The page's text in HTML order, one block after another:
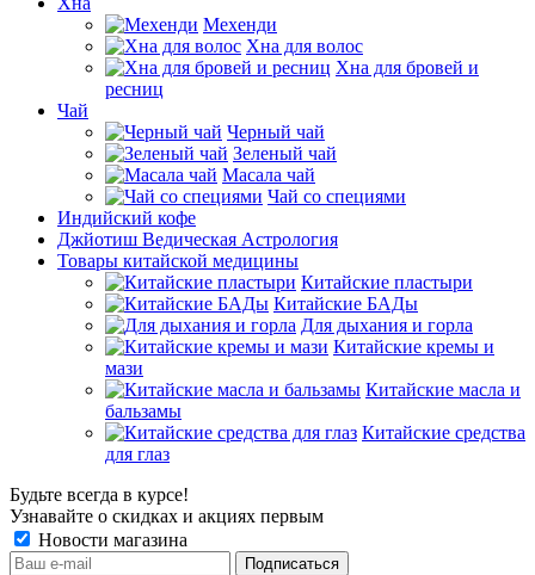
Мехенди
Хна для волос
Хна для бровей и
ресниц
Чай
Черный чай
Зеленый чай
Масала чай
Чай со специями
Индийский кофе
Джйотиш Ведическая Астрология
Товары китайской медицины
Китайские пластыри
Китайские БАДы
Для дыхания и горла
Китайские кремы и
мази
Китайские масла и
бальзамы
Китайские средства
для глаз
Будьте всегда в курсе!
Узнавайте о скидках и акциях первым
Новости магазина